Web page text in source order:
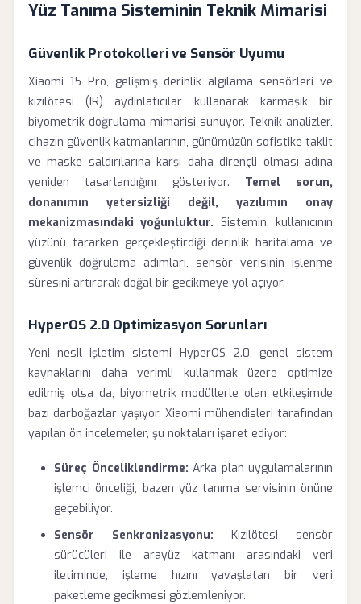
Yüz Tanıma Sisteminin Teknik Mimarisi
Güvenlik Protokolleri ve Sensör Uyumu
Xiaomi 15 Pro, gelişmiş derinlik algılama sensörleri ve
kızılötesi (IR) aydınlatıcılar kullanarak karmaşık bir
biyometrik doğrulama mimarisi sunuyor. Teknik analizler,
cihazın güvenlik katmanlarının, günümüzün sofistike taklit
ve maske saldırılarına karşı daha dirençli olması adına
yeniden tasarlandığını gösteriyor. Temel sorun,
donanımın yetersizliği değil, yazılımın onay
mekanizmasındaki yoğunluktur. Sistemin, kullanıcının
yüzünü tararken gerçekleştirdiği derinlik haritalama ve
güvenlik doğrulama adımları, sensör verisinin işlenme
süresini artırarak doğal bir gecikmeye yol açıyor.
HyperOS 2.0 Optimizasyon Sorunları
Yeni nesil işletim sistemi HyperOS 2.0, genel sistem
kaynaklarını daha verimli kullanmak üzere optimize
edilmiş olsa da, biyometrik modüllerle olan etkileşimde
bazı darboğazlar yaşıyor. Xiaomi mühendisleri tarafından
yapılan ön incelemeler, şu noktaları işaret ediyor:
Süreç Önceliklendirme: Arka plan uygulamalarının
işlemci önceliği, bazen yüz tanıma servisinin önüne
geçebiliyor.
Sensör Senkronizasyonu: Kızılötesi sensör
sürücüleri ile arayüz katmanı arasındaki veri
iletiminde, işleme hızını yavaşlatan bir veri
paketleme gecikmesi gözlemleniyor.